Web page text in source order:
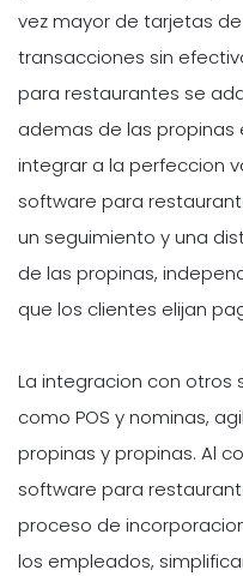
vez mayor de tarjetas
transacciones sin
para restaurantes se
ademas de las propinas
integrar a la perfeccion
software para
un seguimiento y una
de las propinas,
que los clientes elijan
La integracion con otros
como POS y nominas,
propinas y propinas. Al
software para
proceso de
los empleados,